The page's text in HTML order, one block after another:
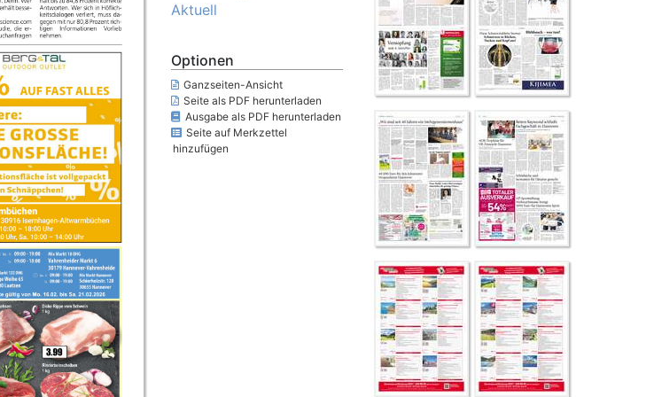
Aktuell
Optionen
Ganzseiten-Ansicht
Seite als PDF herunterladen
Ausgabe als PDF herunterladen
Seite auf Merkzettel
hinzufügen